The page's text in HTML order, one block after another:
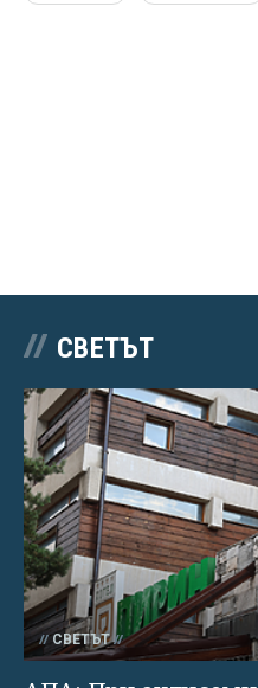
СВЕТЪТ
СВЕТЪТ